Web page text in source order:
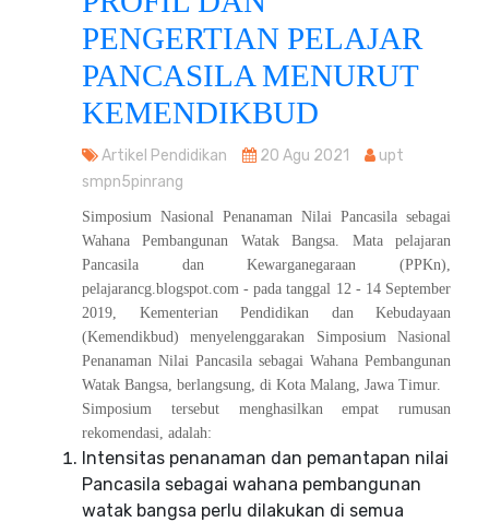
PENGERTIAN PELAJAR
PANCASILA MENURUT
KEMENDIKBUD
Artikel Pendidikan 20 Agu 2021
upt
smpn5pinrang
Simposium Nasional Penanaman Nilai Pancasila sebagai
Wahana Pembangunan Watak Bangsa. Mata pelajaran
Pancasila dan Kewarganegaraan (PPKn),
pelajarancg.blogspot.com - pada tanggal 12 - 14 September
2019, Kementerian Pendidikan dan Kebudayaan
(Kemendikbud) menyelenggarakan Simposium Nasional
Penanaman Nilai Pancasila sebagai Wahana Pembangunan
Watak Bangsa, berlangsung, di Kota Malang, Jawa Timur.
Simposium tersebut menghasilkan empat rumusan
rekomendasi, adalah:
Intensitas penanaman dan pemantapan nilai
Pancasila sebagai wahana pembangunan
watak bangsa perlu dilakukan di semua